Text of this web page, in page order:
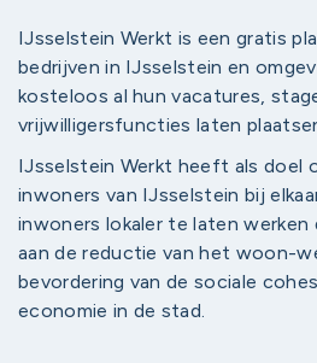
IJsselstein Werkt is een gratis
bedrijven in IJsselstein en
kosteloos al hun vacatures,
vrijwilligersfuncties laten
IJsselstein Werkt heeft als doel
inwoners van IJsselstein bij
inwoners lokaler te laten
aan de reductie van het woon-
bevordering van de sociale
economie in de stad.